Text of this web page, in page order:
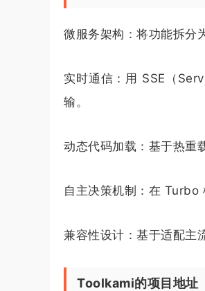
微服务架构：将功能拆分
实时通信：用 SSE（
输。
动态代码加载：基于热重
自主决策机制：在 Turbo
兼容性设计：基于适配主
Toolkami的项目地址